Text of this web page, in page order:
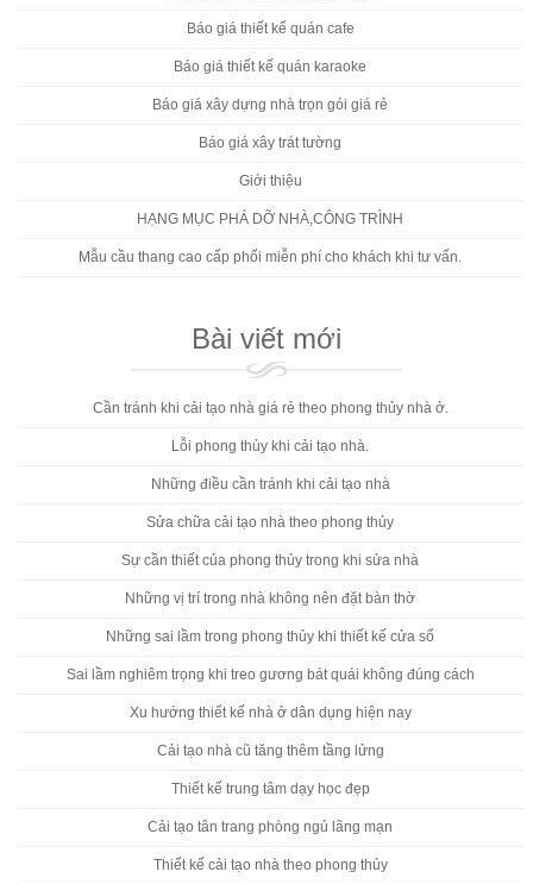
Báo giá thiết kế quán cafe
Báo giá thiết kế quán karaoke
Báo giá xây dựng nhà trọn gói giá rẻ
Báo giá xây trát tường
Giới thiệu
HẠNG MỤC PHÁ DỠ NHÀ,CÔNG TRÌNH
Mẫu cầu thang cao cấp phối miễn phí cho khách khi tư vấn.
Bài viết mới
Cần tránh khi cải tạo nhà giá rẻ theo phong thủy nhà ở.
Lỗi phong thủy khi cải tạo nhà.
Những điều cần tránh khi cải tạo nhà
Sửa chữa cải tạo nhà theo phong thủy
Sự cần thiết của phong thủy trong khi sửa nhà
Những vị trí trong nhà không nên đặt bàn thờ
Những sai lầm trong phong thủy khi thiết kế cửa sổ
Sai lầm nghiêm trọng khi treo gương bát quái không đúng cách
Xu hướng thiết kế nhà ở dân dụng hiện nay
Cải tạo nhà cũ tăng thêm tầng lửng
Thiết kế trung tâm dạy học đẹp
Cải tạo tân trang phòng ngủ lãng mạn
Thiết kế cải tạo nhà theo phong thủy